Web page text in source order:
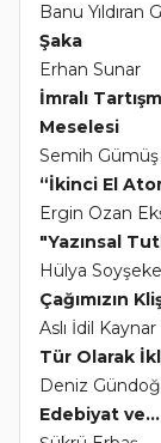
Banu Yıldıran
Şaka
Erhan Sunar
İmralı
Meselesi
Semih Gümüş
“İkinci El
Ergin Ozan
"Yazınsal
Hülya
Çağımızın
Aslı İdil Kaynar
Tür Olarak
Deniz
Edebiyat ve...